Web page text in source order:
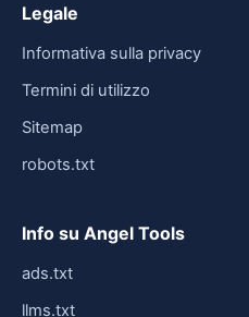
Legale
Informativa sulla privacy
Termini di utilizzo
Sitemap
robots.txt
Info su Angel Tools
ads.txt
llms.txt